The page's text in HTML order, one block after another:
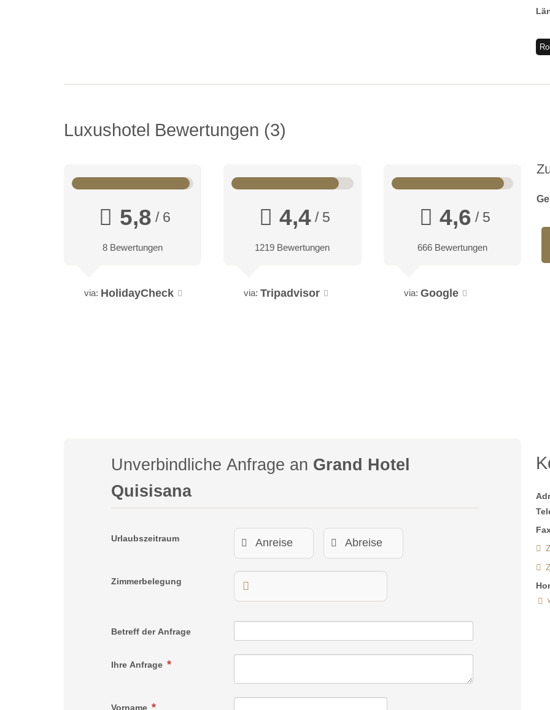
Luxushotel Bewertungen 3
5,8 / 6
8 Bewertungen
via: HolidayCheck
4,4 / 5
1219 Bewertungen
via: Tripadvisor
4,6 / 5
666 Bewertungen
via: Google
Unverbindliche Anfrage an Grand Hotel
Quisisana
Urlaubszeitraum
Zimmerbelegung
Betreff der Anfrage
Ihre Anfrage
Vorname